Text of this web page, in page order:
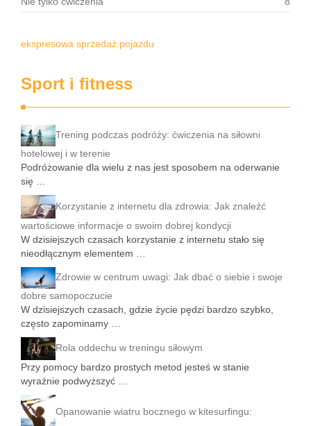
ekspresowa sprzedaż pojazdu
Sport i fitness
Trening podczas podróży: ćwiczenia na siłowni
hotelowej i w terenie
Podróżowanie dla wielu z nas jest sposobem na oderwanie
się …
Korzystanie z internetu dla zdrowia: Jak znaleźć
wartościowe informacje o swoim dobrej kondycji
W dzisiejszych czasach korzystanie z internetu stało się
nieodłącznym elementem …
Zdrowie w centrum uwagi: Jak dbać o siebie i swoje
dobre samopoczucie
W dzisiejszych czasach, gdzie życie pędzi bardzo szybko,
często zapominamy …
Rola oddechu w treningu siłowym
Przy pomocy bardzo prostych metod jesteś w stanie
wyraźnie podwyższyć …
Opanowanie wiatru bocznego w kitesurfingu: